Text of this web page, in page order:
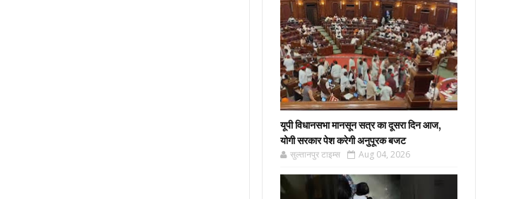
यूपी विधानसभा मानसून सत्र का दूसरा दिन आज,
योगी सरकार पेश करेगी अनुपूरक बजट
सुल्तानपुर टाइम्स Aug 04, 2026